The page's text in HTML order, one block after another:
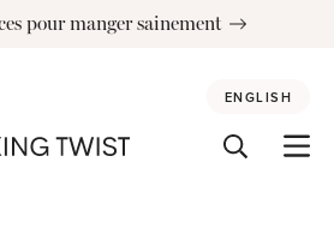
pour manger sainement
ENGLISH